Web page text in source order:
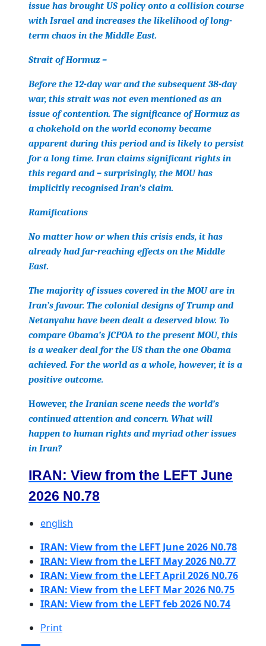
issue has brought US policy onto a collision course
with Israel and increases the likelihood of long-
term chaos in the Middle East.
Strait of Hormuz –
Before the 12-day war and the subsequent 38-day
war, this strait was not even mentioned as an
issue of contention. The significance of Hormuz as
a chokehold on the world economy became
apparent during this period and is likely to persist
for a long time. Iran claims significant rights in
this regard and – surprisingly, the MOU has
implicitly recognised Iran’s claim.
Ramifications
No matter how or when this crisis ends, it has
already had far-reaching effects on the Middle
East.
The majority of issues covered in the MOU are in
Iran’s favour. The colonial designs of Trump and
Netanyahu have been dealt a deserved blow. To
compare Obama’s JCPOA to the present MOU, this
is a weaker deal for the US than the one Obama
achieved. For the world as a whole, however, it is a
positive outcome.
However, the Iranian scene needs the world’s
continued attention and concern. What will
happen to human rights and myriad other issues
in Iran?
IRAN: View from the LEFT June
2026 N0.78
english
IRAN: View from the LEFT June 2026 N0.78
IRAN: View from the LEFT May 2026 N0.77
IRAN: View from the LEFT April 2026 N0.76
IRAN: View from the LEFT Mar 2026 N0.75
IRAN: View from the LEFT feb 2026 N0.74
Print